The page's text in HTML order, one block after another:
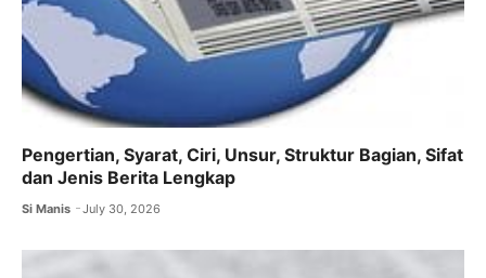
Pengertian, Syarat, Ciri, Unsur, Struktur Bagian, Sifat
dan Jenis Berita Lengkap
Si Manis July 30, 2026